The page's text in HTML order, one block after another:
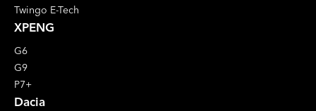
Twingo E-Tech
XPENG
G6
G9
P7+
Dacia